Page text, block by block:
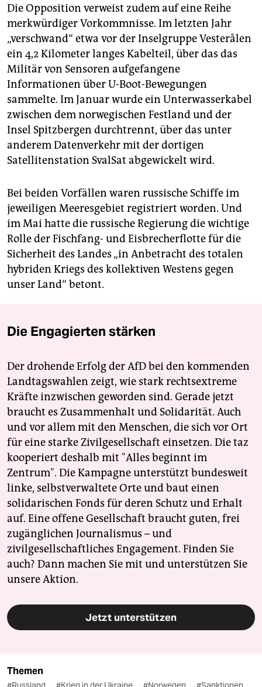
Die Opposition verweist zudem auf eine Reihe
merkwürdiger Vorkommnisse. Im letzten Jahr
„verschwand“ etwa vor der Inselgruppe Vesterålen
ein 4,2 Kilometer langes Kabelteil, über das das
Militär von Sensoren aufgefangene
Informationen über U-Boot-Bewegungen
sammelte. Im Januar wurde ein Unterwasserkabel
zwischen dem norwegischen Festland und der
Insel Spitzbergen durchtrennt, über das unter
anderem Datenverkehr mit der dortigen
Satellitenstation SvalSat abgewickelt wird.
Bei beiden Vorfällen waren russische Schiffe im
jeweiligen Meeresgebiet registriert worden. Und
im Mai hatte die russische Regierung die wichtige
Rolle der Fischfang- und Eisbrecherflotte für die
Sicherheit des Landes „in Anbetracht des totalen
hybriden Kriegs des kollektiven Westens gegen
unser Land“ betont.
Die Engagierten stärken
Der drohende Erfolg der AfD bei den kommenden
Landtagswahlen zeigt, wie stark rechtsextreme
Kräfte inzwischen geworden sind. Gerade jetzt
braucht es Zusammenhalt und Solidarität. Auch
und vor allem mit den Menschen, die sich vor Ort
für eine starke Zivilgesellschaft einsetzen. Die taz
kooperiert deshalb mit "Alles beginnt im
Zentrum". Die Kampagne unterstützt bundesweit
linke, selbstverwaltete Orte und baut einen
solidarischen Fonds für deren Schutz und Erhalt
auf. Eine offene Gesellschaft braucht guten, frei
zugänglichen Journalismus – und
zivilgesellschaftliches Engagement. Finden Sie
auch? Dann machen Sie mit und unterstützen Sie
unsere Aktion.
Jetzt unterstützen
Themen